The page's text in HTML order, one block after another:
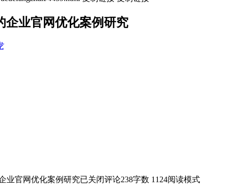
企业官网优化案例研究
业官网优化案例研究已关闭评论238字数 1124阅读模式